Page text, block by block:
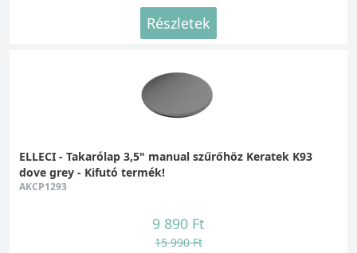
Részletek
ELLECI - Takarólap 3,5" manual szűrőhöz Keratek K93
dove grey - Kifutó termék!
AKCP1293
9 890 Ft
15 990 Ft